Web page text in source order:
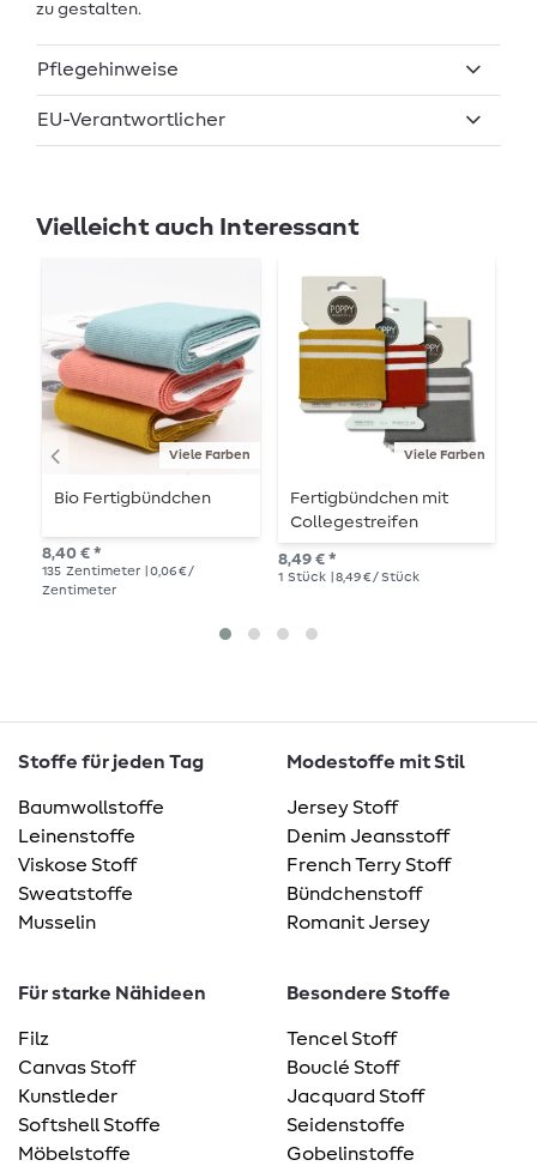
zu gestalten.
Pflegehinweise
EU-Verantwortlicher
Vielleicht auch Interessant
Viele Farben
Bio Fertigbündchen
8,40 € *
135 Zentimeter
| 0,06 € /
Zentimeter
Viele Farben
Fertigbündchen mit
Collegestreifen
8,49 € *
1 Stück | 8,49 € / Stück
Stoffe für jeden Tag
Baumwollstoffe
Leinenstoffe
Viskose Stoff
Sweatstoffe
Musselin
Modestoffe mit Stil
Jersey Stoff
Denim Jeansstoff
French Terry Stoff
Bündchenstoff
Romanit Jersey
Für starke Nähideen
Filz
Canvas Stoff
Kunstleder
Softshell Stoffe
Möbelstoffe
Besondere Stoffe
Tencel Stoff
Bouclé Stoff
Jacquard Stoff
Seidenstoffe
Gobelinstoffe